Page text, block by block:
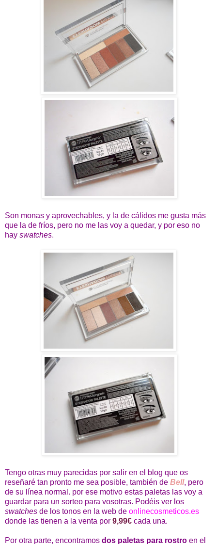
Son monas y aprovechables, y la de cálidos me gusta más
que la de fríos, pero no me las voy a quedar, y por eso no
hay swatches.
Tengo otras muy parecidas por salir en el blog que os
reseñaré tan pronto me sea posible, también de Bell, pero
de su línea normal. por ese motivo estas paletas las voy a
guardar para un sorteo para vosotras. Podéis ver los
swatches de los tonos en la web de onlinecosmeticos.es
donde las tienen a la venta por 9,99€ cada una.
Por otra parte, encontramos dos paletas para rostro en el